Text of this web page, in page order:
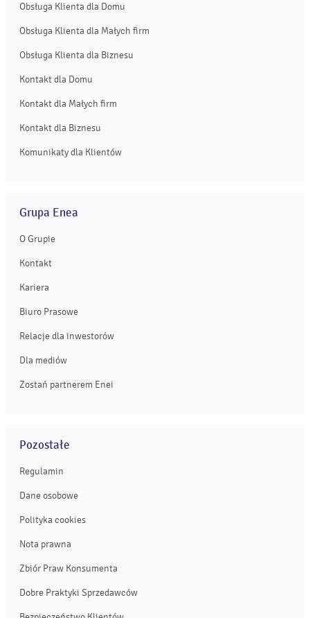
Obsługa Klienta dla Domu
Obsługa Klienta dla Małych firm
Obsługa Klienta dla Biznesu
Kontakt dla Domu
Kontakt dla Małych firm
Kontakt dla Biznesu
Komunikaty dla Klientów
Grupa Enea
O Grupie
Kontakt
Kariera
Biuro Prasowe
Relacje dla inwestorów
Dla mediów
Zostań partnerem Enei
Pozostałe
Regulamin
Dane osobowe
Polityka cookies
Nota prawna
Zbiór Praw Konsumenta
Dobre Praktyki Sprzedawców